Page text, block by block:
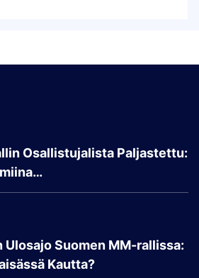
Osallistujalista Paljastettu:
Ulosajo Suomen MM-rallissa:
Kautta?